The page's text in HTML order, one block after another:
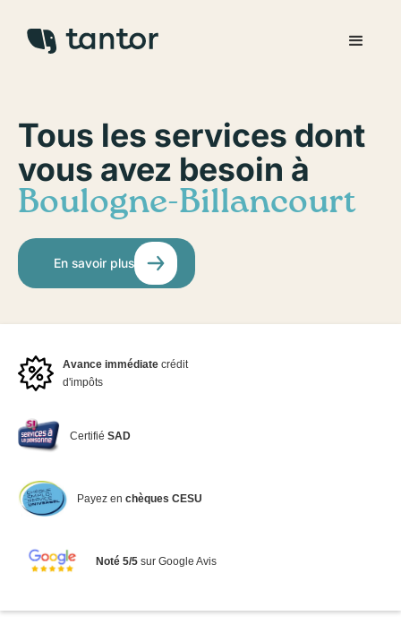
Tous les services dont
vous avez besoin à
Boulogne-Billancourt
En savoir plus
Avance immédiate crédit
d'impôts
CertifiéSAD
Payez en chèques CESU
Noté 5/5sur Google Avis